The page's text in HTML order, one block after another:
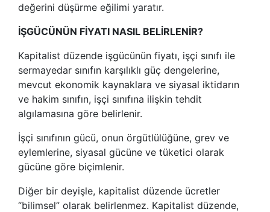
değerini düşürme eğilimi yaratır.
İŞGÜCÜNÜN FİYATI NASIL BELİRLENİR?
Kapitalist düzende işgücünün fiyatı, işçi sınıfı ile
sermayedar sınıfın karşılıklı güç dengelerine,
mevcut ekonomik kaynaklara ve siyasal iktidarın
ve hakim sınıfın, işçi sınıfına ilişkin tehdit
algılamasına göre belirlenir.
İşçi sınıfının gücü, onun örgütlülüğüne, grev ve
eylemlerine, siyasal gücüne ve tüketici olarak
gücüne göre biçimlenir.
Diğer bir deyişle, kapitalist düzende ücretler
“bilimsel” olarak belirlenmez. Kapitalist düzende,